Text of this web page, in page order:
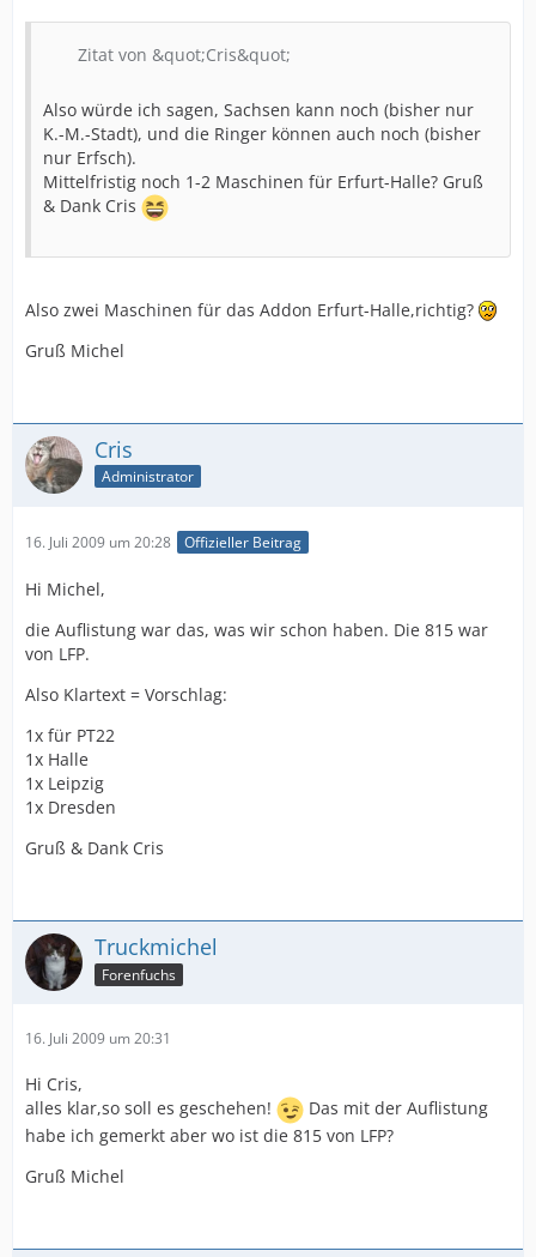
Zitat von &quot;Cris&quot;
Also würde ich sagen, Sachsen kann noch (bisher nur
K.-M.-Stadt), und die Ringer können auch noch (bisher
nur Erfsch).
Mittelfristig noch 1-2 Maschinen für Erfurt-Halle? Gruß
& Dank Cris
Also zwei Maschinen für das Addon Erfurt-Halle,richtig?
Gruß Michel
Cris
Administrator
16. Juli 2009 um 20:28 Offizieller Beitrag
Hi Michel,
die Auflistung war das, was wir schon haben. Die 815 war
von LFP.
Also Klartext = Vorschlag:
1x für PT22
1x Halle
1x Leipzig
1x Dresden
Gruß & Dank Cris
Truckmichel
Forenfuchs
16. Juli 2009 um 20:31
Hi Cris,
alles klar,so soll es geschehen!
Das mit der Auflistung
habe ich gemerkt aber wo ist die 815 von LFP?
Gruß Michel